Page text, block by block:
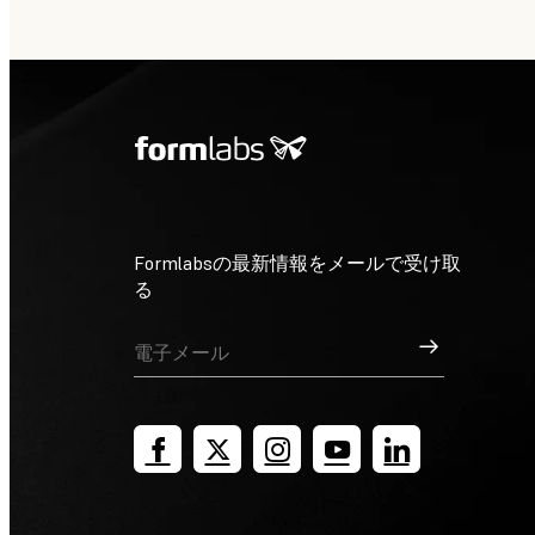
Formlabsの最新情報をメールで受け取
る
サインアップ